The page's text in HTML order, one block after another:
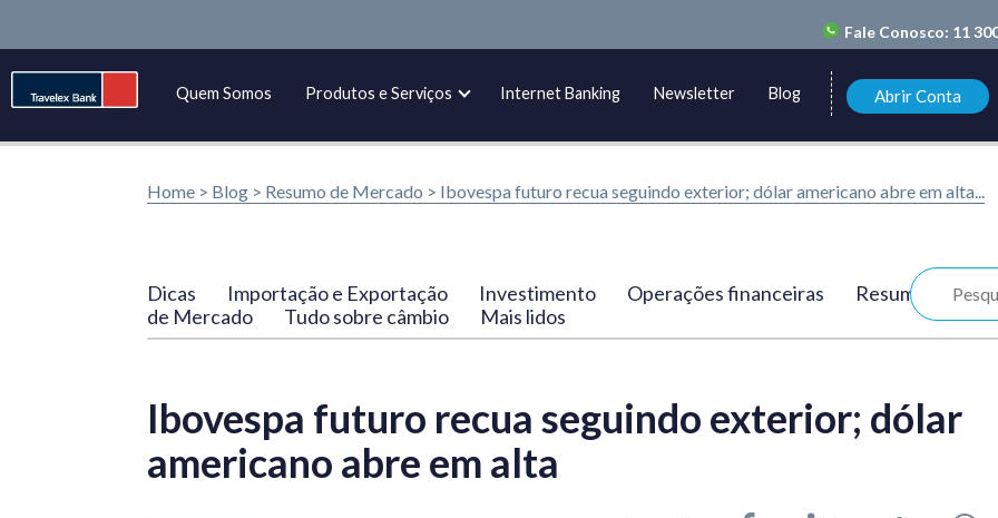
Fale Conosco: 11
Quem Somos Produtos e Serviços Internet Banking Newsletter Blog Abrir Conta
Home > Blog > Resumo de Mercado > Ibovespa futuro recua seguindo exterior; dólar americano abre em alta...
Dicas Importação e Exportação Investimento Operações financeiras
Resumo
de Mercado
Tudo sobre câmbio Mais lidos
Ibovespa futuro recua seguindo exterior; dólar
americano abre em alta